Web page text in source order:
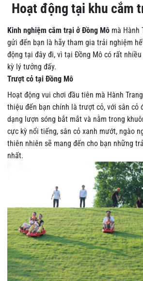
Hoạt động tại khu cắm
Kinh nghiệm cắm trại ở Đồng Mô mà Hành
gửi đến bạn là hãy tham gia trải nghiệm
động tại đây đi, vì tại Đồng Mô có rất
kỳ lý tưởng đấy.
Trượt cỏ tại Đồng Mô
Hoạt động vui chơi đầu tiên mà Hành
thiệu đến bạn chính là trượt cỏ, với sân cỏ
dạng lượn sóng bắt mắt và nằm trong
cực kỳ nổi tiếng, sân cỏ xanh mướt, ngào
thiên nhiên sẽ mang đến cho bạn những
nhất.